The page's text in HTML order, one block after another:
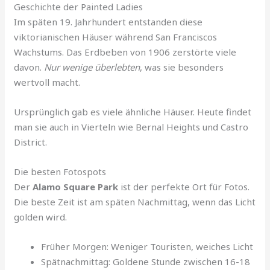
Geschichte der Painted Ladies
Im späten 19. Jahrhundert entstanden diese
viktorianischen Häuser während San Franciscos
Wachstums. Das Erdbeben von 1906 zerstörte viele
davon. Nur wenige überlebten, was sie besonders
wertvoll macht.
Ursprünglich gab es viele ähnliche Häuser. Heute findet
man sie auch in Vierteln wie Bernal Heights und Castro
District.
Die besten Fotospots
DerAlamo Square Park ist der perfekte Ort für Fotos.
Die beste Zeit ist am späten Nachmittag, wenn das Licht
golden wird.
Früher Morgen: Weniger Touristen, weiches Licht
Spätnachmittag: Goldene Stunde zwischen 16-18